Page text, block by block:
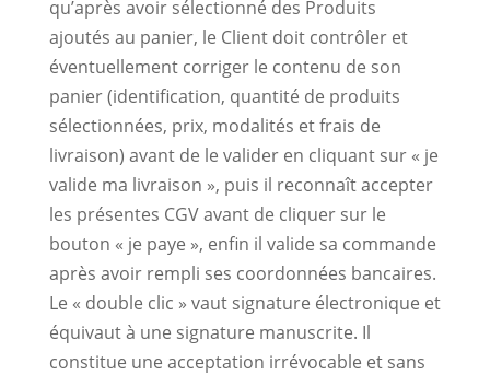
qu’après avoir sélectionné des Produits
ajoutés au panier, le Client doit contrôler et
éventuellement corriger le contenu de son
panier (identification, quantité de produits
sélectionnées, prix, modalités et frais de
livraison) avant de le valider en cliquant sur « je
valide ma livraison », puis il reconnaît accepter
les présentes CGV avant de cliquer sur le
bouton « je paye », enfin il valide sa commande
après avoir rempli ses coordonnées bancaires.
Le « double clic » vaut signature électronique et
équivaut à une signature manuscrite. Il
constitue une acceptation irrévocable et sans